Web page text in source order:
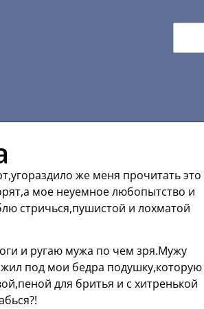
же меня прочитать это
мое неуемное любопытство и
стричься,пушистой и лохматой
и ругаю мужа по чем зря.Мужу
под мои бедра подушку,которую
для бритья и с хитренькой